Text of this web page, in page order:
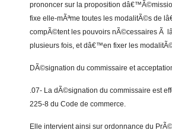
prononcer sur la proposition
fixe elle-mÃªme toutes les modalitÃ©s
compÃ©tent les pouvoirs nÃ©cessaires Ã
plusieurs fois, et dâ€™en fixer les
DÃ©signation du commissaire et
.07- La dÃ©signation du commissaire est
225-8 du Code de commerce.
Elle intervient ainsi sur ordonnance du